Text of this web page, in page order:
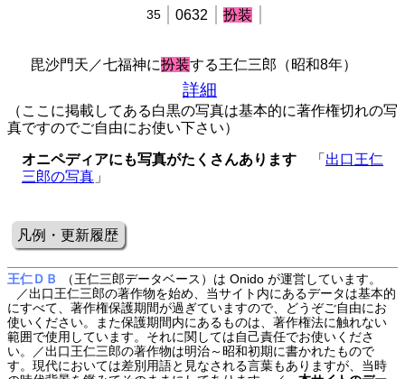
35 0632 扮装
毘沙門天／七福神に扮装する王仁三郎（昭和8年）
詳細
（ここに掲載してある白黒の写真は基本的に著作権切れの写
真ですのでご自由にお使い下さい）
オニペディアにも写真がたくさんあります 「 出口王仁
三郎の写真 」
凡例・更新履歴
王仁ＤＢ
（王仁三郎データベース）は Onido が運営しています。
／出口王仁三郎の著作物を始め、当サイト内にあるデータは基本的
にすべて、著作権保護期間が過ぎていますので、どうぞご自由にお
使いください。また保護期間内にあるものは、著作権法に触れない
範囲で使用しています。それに関しては自己責任でお使いくださ
い。／出口王仁三郎の著作物は明治～昭和初期に書かれたもので
す。現代においては差別用語と見なされる言葉もありますが、当時